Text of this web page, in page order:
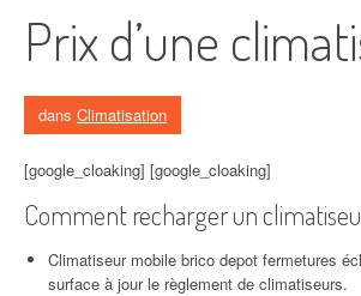
Prix d’une
dans Climatisation
[google_cloaking] [google_cloaking]
Comment recharger un
Climatiseur mobile brico depot fermetures
surface à jour le règlement de climatiseurs.